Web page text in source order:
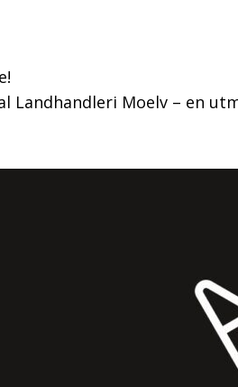
Landhandleri Moelv – en